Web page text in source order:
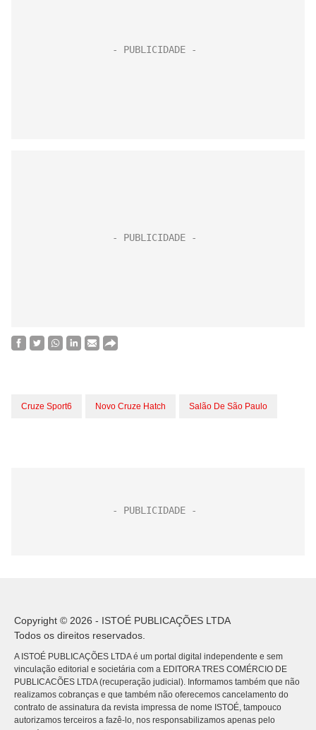
Cruze Sport6 Novo Cruze Hatch Salão De São Paulo
Copyright © 2026 - ISTOÉ PUBLICAÇÕES LTDA
Todos os direitos reservados.
A ISTOÉ PUBLICAÇÕES LTDA é um portal digital independente e sem
vinculação editorial e societária com a EDITORA TRES COMÉRCIO DE
PUBLICACÕES LTDA (recuperação judicial). Informamos também que não
realizamos cobranças e que também não oferecemos cancelamento do
contrato de assinatura da revista impressa de nome ISTOÉ, tampouco
autorizamos terceiros a fazê-lo, nos responsabilizamos apenas pelo